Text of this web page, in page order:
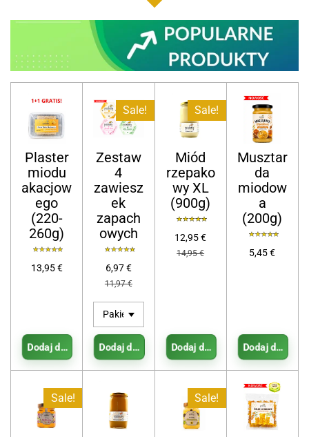
Plaster
miodu
akacjow
ego
(220-
260g)
13,95 €
Dodaj do koszyka
Sale!
Zestaw
4
zawiesz
ek
zapach
owych
6,97 €
11,97 €
Dodaj do koszyka
Sale!
Miód
rzepako
wy XL
(900g)
12,95 €
14,95 €
Dodaj do koszyka
Musztar
da
miodow
a
(200g)
5,45 €
Dodaj do
Sale! Sale!